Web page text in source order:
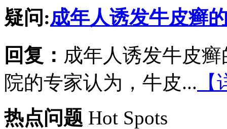
疑问:成年人诱发牛皮癣
回复： 成年人诱发牛皮
院的专家认为，牛皮...
热点问题 Hot Spots